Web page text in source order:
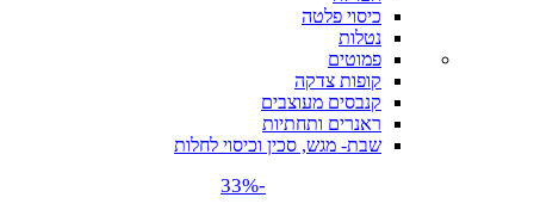
כיסוי פלטה
נטלות
פמוטים
קופות צדקה
קנבסים מעוצבים
ראנרים ותחתיות
שבת- מגש, סכין וכיסוי לחלות
-33%